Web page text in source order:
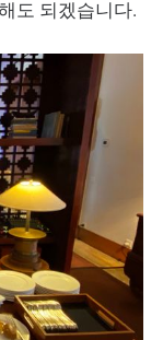
도 되겠습니다.